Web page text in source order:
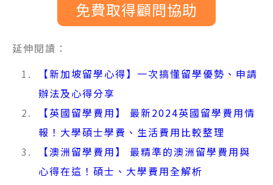
免費取得顧問協助
延伸閱讀：
【新加坡留學心得】一次搞懂留學優勢、申請
辦法及心得分享
【英國留學費用】 最新2024英國留學費用情
報！大學碩士學費、生活費用比較整理
【澳洲留學費用】 最精準的澳洲留學費用與
心得在這！碩士、大學費用全解析